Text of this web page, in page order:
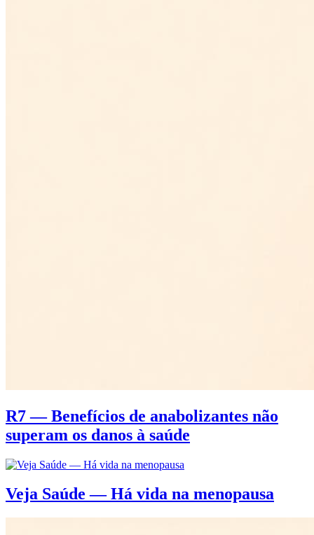
R7 — Benefícios de anabolizantes não
superam os danos à saúde
Veja Saúde — Há vida na menopausa